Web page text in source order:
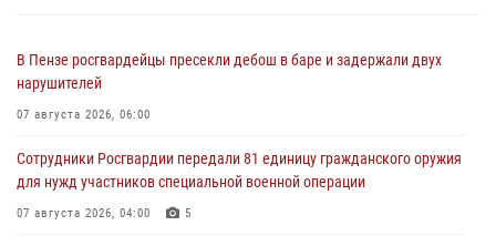
В Пензе росгвардейцы пресекли дебош в баре и задержали двух
нарушителей
07 августа 2026, 06:00
Сотрудники Росгвардии передали 81 единицу гражданского оружия
для нужд участников специальной военной операции
07 августа 2026, 04:00 5